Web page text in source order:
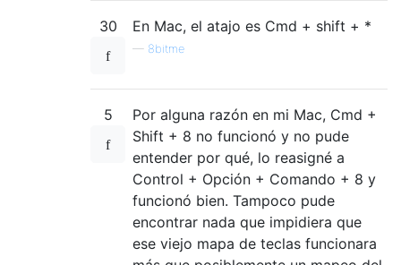
30 En Mac, el atajo es Cmd + shift + *
— 8bitme
5
Por alguna razón en mi Mac, Cmd +
Shift + 8 no funcionó y no pude
entender por qué, lo reasigné a
Control + Opción + Comando + 8 y
funcionó bien. Tampoco pude
encontrar nada que impidiera que
ese viejo mapa de teclas funcionara